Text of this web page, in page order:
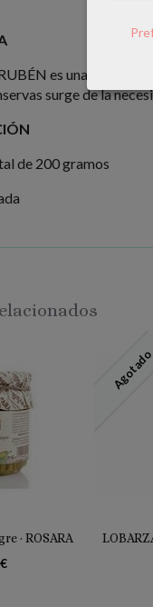
es una
surge de la
de 200 gramos
· ROSARA
Agotado